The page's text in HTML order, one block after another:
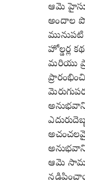
ఆమె
అందాల
హోల్డర్ల
మరియు
ఆమె